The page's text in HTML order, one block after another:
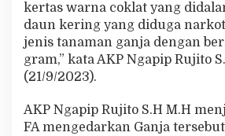
kertas warna coklat yang
daun kering yang diduga
jenis tanaman ganja dengan
gram,” kata AKP Ngapip Rujito
(21/9/2023).
AKP Ngapip Rujito S.H M.H
FA mengedarkan Ganja